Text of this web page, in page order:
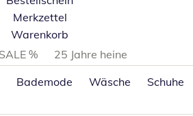
Merkzettel
Warenkorb
SALE %
25 Jahre heine
Bademode Wäsche Schuhe